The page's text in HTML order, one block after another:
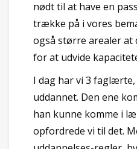
nødt til at have en
trække på i vores
også større arealer
for at udvide
I dag har vi 3
uddannet. Den ene
han kunne komme i
opfordrede vi til det.